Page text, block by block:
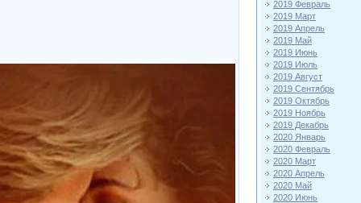
2019 Февраль
2019 Март
2019 Апрель
2019 Май
2019 Июнь
2019 Июль
2019 Август
2019 Сентябрь
2019 Октябрь
2019 Ноябрь
2019 Декабрь
2020 Январь
2020 Февраль
2020 Март
2020 Апрель
2020 Май
2020 Июнь